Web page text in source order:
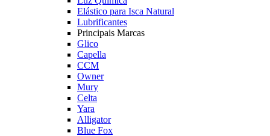
Elástico para Isca Natural
Lubrificantes
Principais Marcas
Glico
Capella
CCM
Owner
Mury
Celta
Yara
Alligator
Blue Fox